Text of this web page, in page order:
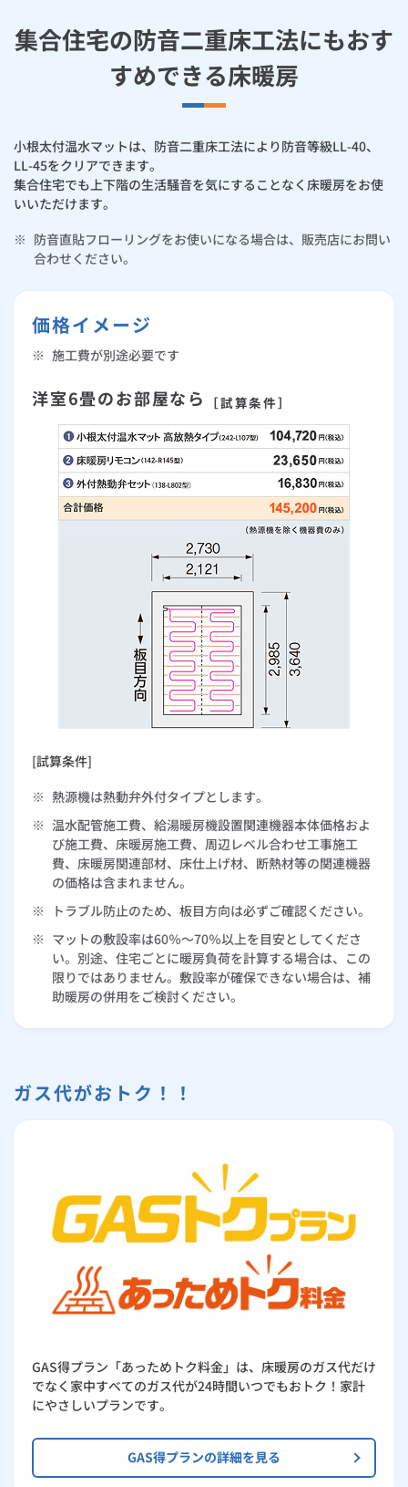
集合住宅の防音二重床工法にもおす
すめできる床暖房
小根太付温水マットは、防音二重床工法により防音等級LL-40、
LL-45をクリアできます。
集合住宅でも上下階の生活騒音を気にすることなく床暖房をお使
いいただけます。
※ 防音直貼フローリングをお使いになる場合は、販売店にお問い
合わせください。
価格イメージ
※ 施工費が別途必要です
洋室6畳のお部屋なら ［試算条件］
[試算条件]
※ 熱源機は熱動弁外付タイプとします。
※ 温水配管施工費、給湯暖房機設置関連機器本体価格およ
び施工費、床暖房施工費、周辺レベル合わせ工事施工
費、床暖房関連部材、床仕上げ材、断熱材等の関連機器
の価格は含まれません。
※
トラブル防止のため、板目方向は必ずご確認ください。
※ マットの敷設率は60％～70％以上を目安としてくださ
い。別途、住宅ごとに暖房負荷を計算する場合は、この
限りではありません。敷設率が確保できない場合は、補
助暖房の併用をご検討ください。
ガス代がおトク！！
GAS得プラン「あっためトク料金」は、床暖房のガス代だけ
でなく家中すべてのガス代が24時間いつでもおトク！家計
にやさしいプランです。
GAS得プランの詳細を見る